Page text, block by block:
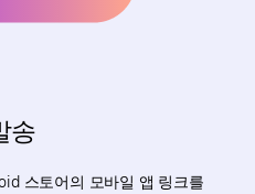
송
스토어의 모바일 앱 링크를